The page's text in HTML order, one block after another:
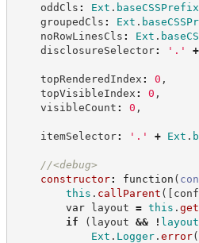
oddCls : Ext . baseCSSPrefix
groupedCls : Ext .
noRowLinesCls : Ext .
disclosureSelector: ' . ' +
topRenderedIndex : 0 ,
topVisibleIndex : 0 ,
visibleCount : 0 ,
itemSelector: ' . ' + Ext .
//<debug>
constructor: function (
this . callParent ( [
var layout = this .
if
( layout && ! layout
Ext . Logger. error(